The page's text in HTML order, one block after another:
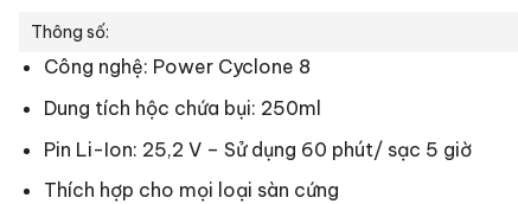
Thông số:
Công nghệ: Power Cyclone 8
Dung tích hộc chứa bụi: 250ml
Pin Li-Ion: 25,2 V – Sử dụng 60 phút/ sạc 5 giờ
Thích hợp cho mọi loại sàn cứng